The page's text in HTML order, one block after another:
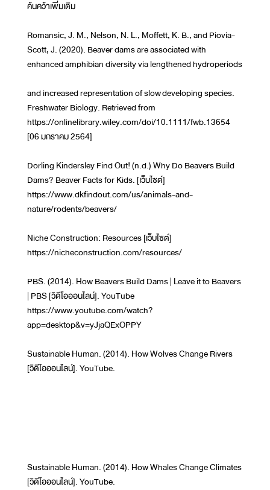
ค้นคว้าเพิ่มเติม
Romansic, J. M., Nelson, N. L., Moffett, K. B., and Piovia-
Scott, J. (2020). Beaver dams are associated with
enhanced amphibian diversity via lengthened hydroperiods
and increased representation of slow developing species.
Freshwater Biology. Retrieved from
https://onlinelibrary.wiley.com/doi/10.1111/fwb.13654
[06 มกราคม 2564]
Dorling Kindersley Find Out! (n.d.) Why Do Beavers Build
Dams? Beaver Facts for Kids. [เว็บไซต์]
https://www.dkfindout.com/us/animals-and-
nature/rodents/beavers/
Niche Construction: Resources [เว็บไซต์]
https://nicheconstruction.com/resources/
PBS. (2014). How Beavers Build Dams | Leave it to Beavers
| PBS [วิดีโอออนไลน์]. YouTube
https://www.youtube.com/watch?
app=desktop&v=yJjaQExOPPY
Sustainable Human. (2014). How Wolves Change Rivers
[วิดีโอออนไลน์]. YouTube.
Sustainable Human. (2014). How Whales Change Climates
[วิดีโอออนไลน์]. YouTube.